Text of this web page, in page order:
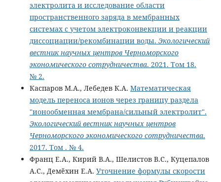
электролита и исследование области
пространственного заряда в мембранных
системах с учетом электроконвекции и реакции
диссоциации/рекомбинации воды. Экологический
вестник научных центров Черноморского
экономического сотрудничества. 2021. Том 18.
№ 2.
Каспаров М.А., Лебедев К.А. Математическая
модель переноса ионов через границу раздела
"ионообменная мембрана/сильный электролит".
Экологический вестник научных центров
Черноморского экономического сотрудничества.
2017. Том . № 4.
Франц Е.А., Кирий В.А., Шелистов В.С., Куцепалов
А.С., Демёхин Е.А. Уточнение формулы скорости